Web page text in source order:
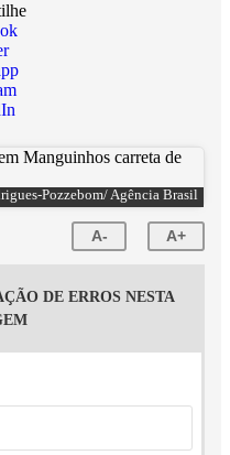
Pozzebom/ Agência Brasil
A- A+
DE ERROS NESTA